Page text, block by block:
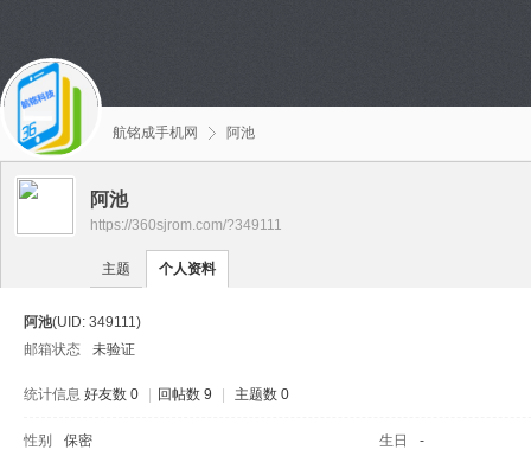
航铭成手机网 阿池
阿池
https://360sjrom.com/?349111
主题 个人资料
阿池(UID: 349111)
邮箱状态
未验证
统计信息 好友数 0 回帖数 9 主题数 0
性别 保密 生日 -